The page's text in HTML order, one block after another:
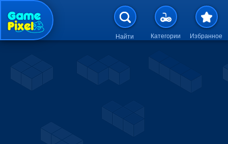
Перейти к основному
Найти Категории Избранное